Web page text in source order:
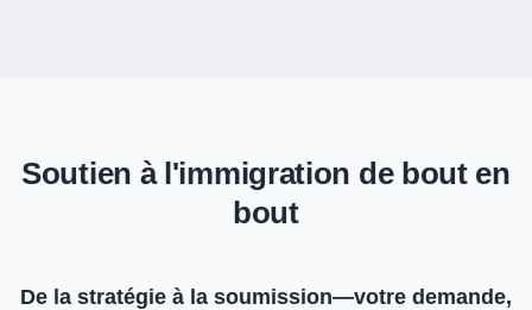
Soutien à l'immigration de bout en
bout
De la stratégie à la soumission—votre demande,